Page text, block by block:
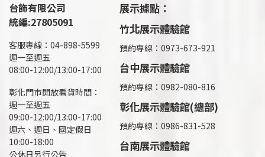
台飾有限公司
統編:27805091
客服專線：04-898-5599
週一至週五
08:00-12:00/13:00-17:00
彰化門市開放看貨時間：
週一至週五
09:00-12:00/13:00-17:00
週六、週日、國定假日
10:00-18:00
公休日另行公告
展示據點：
竹北展示體驗館
預約專線：0973-673-921
台中展示體驗館
預約專線：0982-080-816
彰化展示體驗館(總部)
預約專線： 0986-831-528
台南展示體驗館